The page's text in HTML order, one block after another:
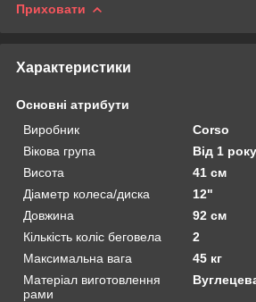
Приховати
Характеристики
Основні атрибути
Виробник
Corso
Вікова група
Від 1 року
Висота
41 см
Діаметр колеса/диска
12"
Довжина
92 см
Кількість коліс беговела
2
Максимальна вага
45 кг
Матеріал виготовлення
рами